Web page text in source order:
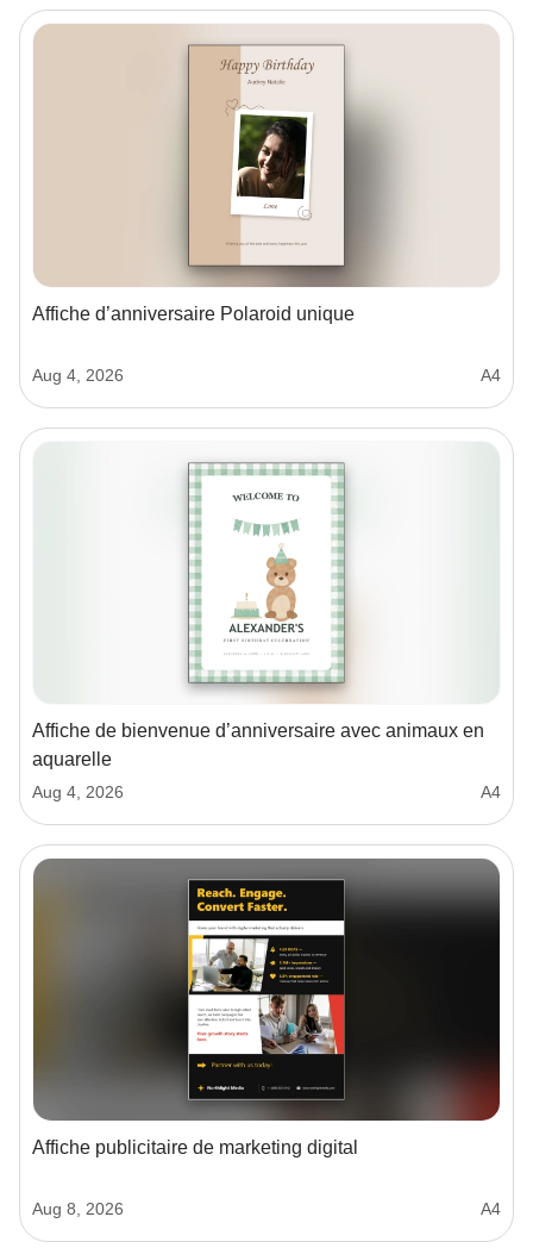
Affiche d’anniversaire Polaroid unique
Aug 4, 2026 A4
Affiche de bienvenue d’anniversaire avec animaux en
aquarelle
Aug 4, 2026 A4
Affiche publicitaire de marketing digital
Aug 8, 2026 A4